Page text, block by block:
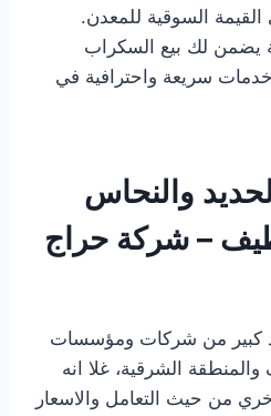
القيمة السوقية للمعدن.
يضمن لك بيع السكراب
سريعة واحترافية في
والنحاس
– شركة حراج
كبير من شركات ومؤسسات
الشرقية، غلا انه
من حيث التعامل والاسعار